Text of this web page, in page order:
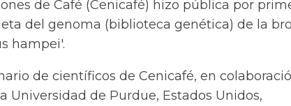
de Café (Cenicafé) hizo pública por
del genoma (biblioteca genética) de la
hampei'.
de científicos de Cenicafé, en
Universidad de Purdue, Estados Unidos,